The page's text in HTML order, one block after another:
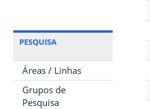
PESQUISA
Áreas / Linhas
Grupos de
Pesquisa